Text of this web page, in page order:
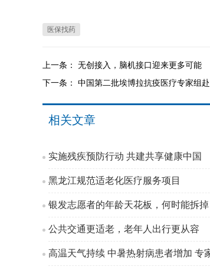
医保找药
上一条： 无创接入，脑机接口迎来更多可能
下一条： 中国第二批埃博拉抗疫医疗专家组赴
相关文章
实施残疾预防行动 共建共享健康中国
黑龙江规范适老化医疗服务项目
银发志愿者的年龄天花板，何时能拆掉
公共交通更适老，老年人出行更从容
高温天气持续 中暑热射病患者增加 专